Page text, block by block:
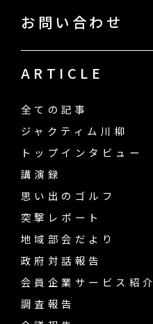
お問い合わせ
ARTICLE
全ての記事
ジャクティム川柳
トップインタビュー
講演録
思い出のゴルフ
突撃レポート
地域部会だより
政府対話報告
会員企業サービス紹介
調査報告